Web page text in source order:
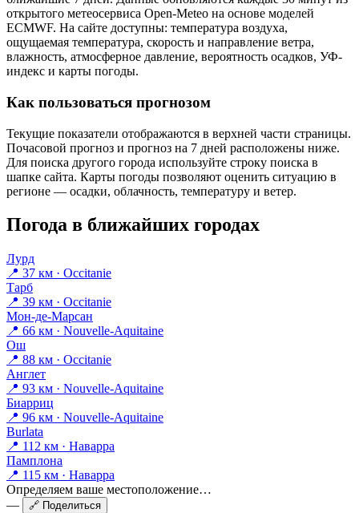
открытого метеосервиса Open-Meteo на основе моделей
ECMWF. На сайте доступны: температура воздуха,
ощущаемая температура, скорость и направление ветра,
влажность, атмосферное давление, вероятность осадков, УФ-
индекс и карты погоды.
Как пользоваться прогнозом
Текущие показатели отображаются в верхней части страницы.
Почасовой прогноз и прогноз на 7 дней расположены ниже.
Для поиска другого города используйте строку поиска в
шапке сайта. Карты погоды позволяют оценить ситуацию в
регионе — осадки, облачность, температуру и ветер.
Погода в ближайших городах
Лурд
📍 37 км · Occitanie
Тарб
📍 39 км · Occitanie
Мон-де-Марсан
📍 66 км · Nouvelle-Aquitaine
Ош
📍 88 км · Occitanie
Англет
📍 93 км · Nouvelle-Aquitaine
Биарриц
📍 96 км · Nouvelle-Aquitaine
Burlata
📍 112 км · Наварра
Памплона
📍 115 км · Наварра
Определяем ваше местоположение…
—
🔗 Поделиться